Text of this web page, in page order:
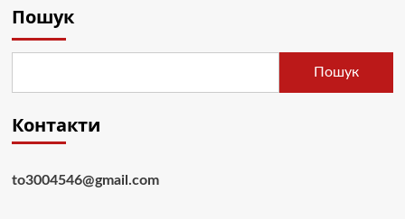
Пошук
Пошук
Контакти
to3004546@gmail.com